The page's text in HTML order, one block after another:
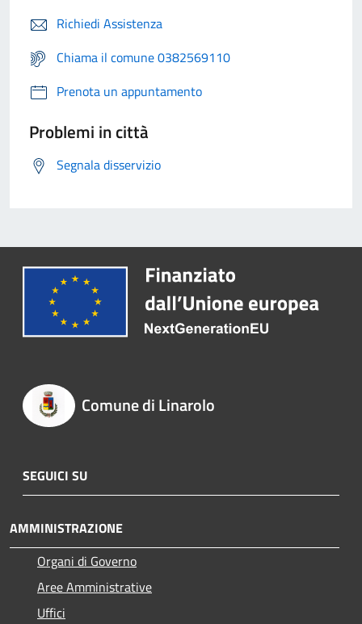
Richiedi Assistenza
Chiama il comune 0382569110
Prenota un appuntamento
Problemi in città
Segnala disservizio
Comune di Linarolo
SEGUICI SU
AMMINISTRAZIONE
Organi di Governo
Aree Amministrative
Uffici